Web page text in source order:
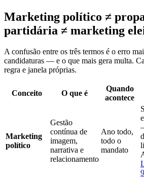
Marketing político ≠
partidária ≠ marketing
A confusão entre os três termos é o erro
candidaturas — e o que mais gera multa.
regra e janela próprias.
Conceito O que é
Quando
acontece
Marketing
político
Gestão
contínua de
imagem,
narrativa e
relacionamento
Ano todo,
todo o
mandato